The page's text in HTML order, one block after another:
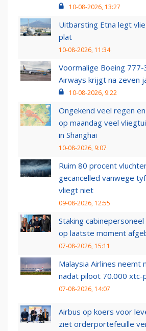
10-08-2026, 13:27
Uitbarsting Etna legt
plat
10-08-2026, 11:34
Voormalige Boeing 777-
Airways krijgt na zeven
10-08-2026, 9:22
Ongekend veel regen
op maandag veel
in Shanghai
10-08-2026, 9:07
Ruim 80 procent
gecancelled vanwege
vliegt niet
09-08-2026, 12:55
Staking cabinepersoneel
op laatste moment
07-08-2026, 15:11
Malaysia Airlines neemt
nadat piloot 70.000 xtc-
07-08-2026, 14:07
Airbus op koers voor
ziet orderportefeuille